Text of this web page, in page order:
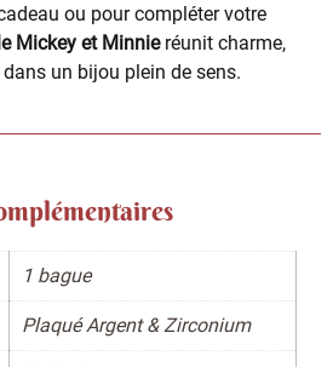
ou pour compléter votre
Mickey et Minnieréunit charme,
un bijou plein de sens.
1 bague
Plaqué Argent & Zirconium